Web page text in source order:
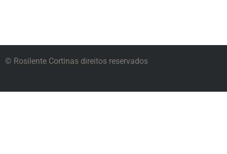
© Rosilente Cortinas direitos reservados